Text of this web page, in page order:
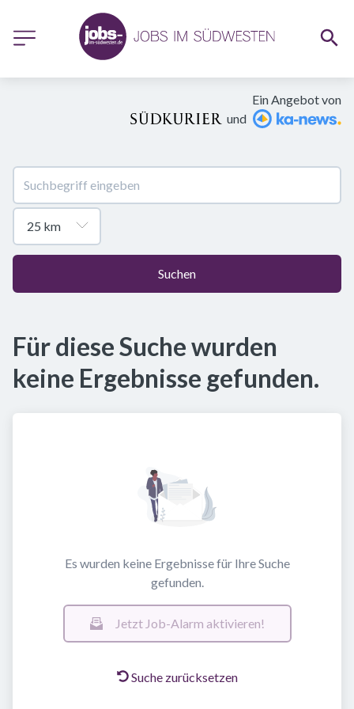
Ein Angebot von
und
Suchen
Für diese Suche wurden
keine Ergebnisse gefunden.
Es wurden keine Ergebnisse für Ihre Suche
gefunden.
Jetzt Job-Alarm aktivieren!
Suche zurücksetzen